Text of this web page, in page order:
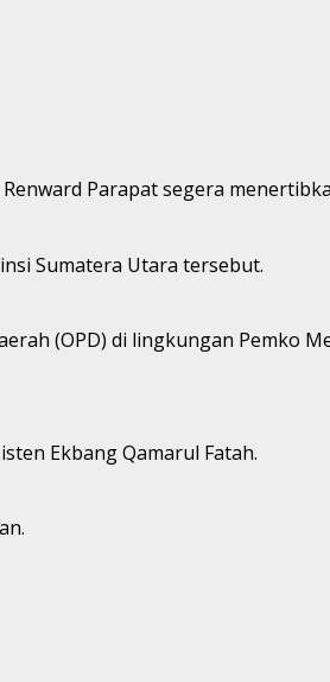
Parapat segera
Sumatera Utara tersebut.
(OPD) di lingkungan Pemko
Ekbang Qamarul Fatah.